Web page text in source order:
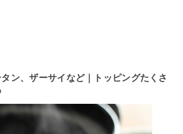
ン、ザーサイなど｜トッピングたくさ